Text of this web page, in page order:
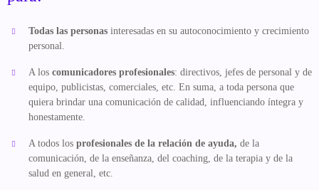
Todas las personas interesadas en su autoconocimiento y crecimiento
personal.
A los comunicadores profesionales: directivos, jefes de personal y de
equipo, publicistas, comerciales, etc. En suma, a toda persona que
quiera brindar una comunicación de calidad, influenciando íntegra y
honestamente.
A todos los profesionales de la relación de ayuda, de la
comunicación, de la enseñanza, del coaching, de la terapia y de la
salud en general, etc.